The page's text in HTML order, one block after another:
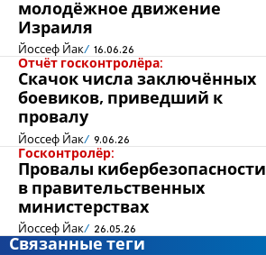
молодёжное движение
Израиля
Йоссеф Йак 16.06.26
Отчёт госконтролёра:
Скачок числа заключённых
боевиков, приведший к
провалу
Йоссеф Йак 9.06.26
Госконтролёр:
Провалы кибербезопасности
в правительственных
министерствах
Йоссеф Йак 26.05.26
Связанные теги